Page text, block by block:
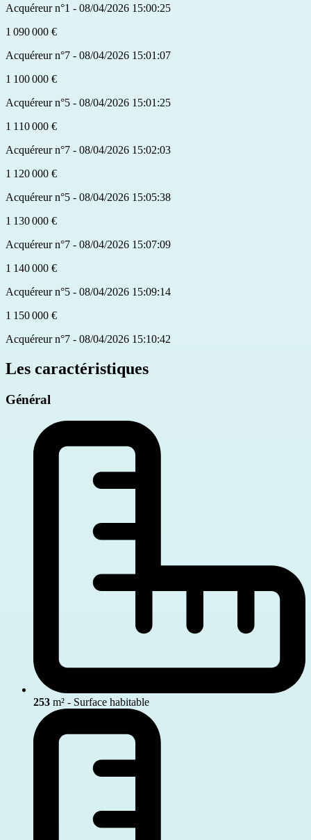
Acquéreur n°1 - 08/04/2026 15:00:25
1 090 000 €
Acquéreur n°7 - 08/04/2026 15:01:07
1 100 000 €
Acquéreur n°5 - 08/04/2026 15:01:25
1 110 000 €
Acquéreur n°7 - 08/04/2026 15:02:03
1 120 000 €
Acquéreur n°5 - 08/04/2026 15:05:38
1 130 000 €
Acquéreur n°7 - 08/04/2026 15:07:09
1 140 000 €
Acquéreur n°5 - 08/04/2026 15:09:14
1 150 000 €
Acquéreur n°7 - 08/04/2026 15:10:42
Les caractéristiques
Général
253 m² - Surface habitable